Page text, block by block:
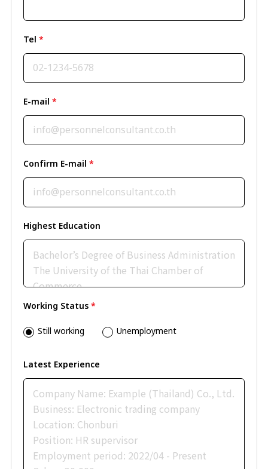
Tel *
E-mail *
Confirm E-mail *
Highest Education
Working Status*
Still working
Unemployment
Latest Experience